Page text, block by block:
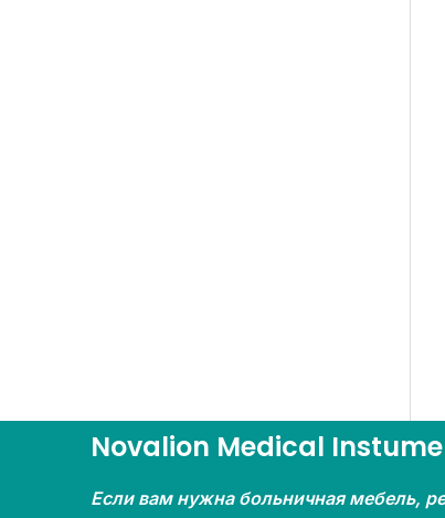
Novalion Medical
Если вам нужна больничная мебель,